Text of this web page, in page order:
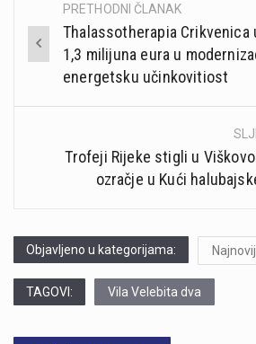
Post
navigation
PRETHODNI ČLANAK
Thalassotherapia Crikvenica
1,3 milijuna eura u
energetsku učinkovitiost
Trofeji Rijeke stigli u
ozračje u Kući
Objavljeno u kategorijama:
TAGOVI: Vila Velebita dva